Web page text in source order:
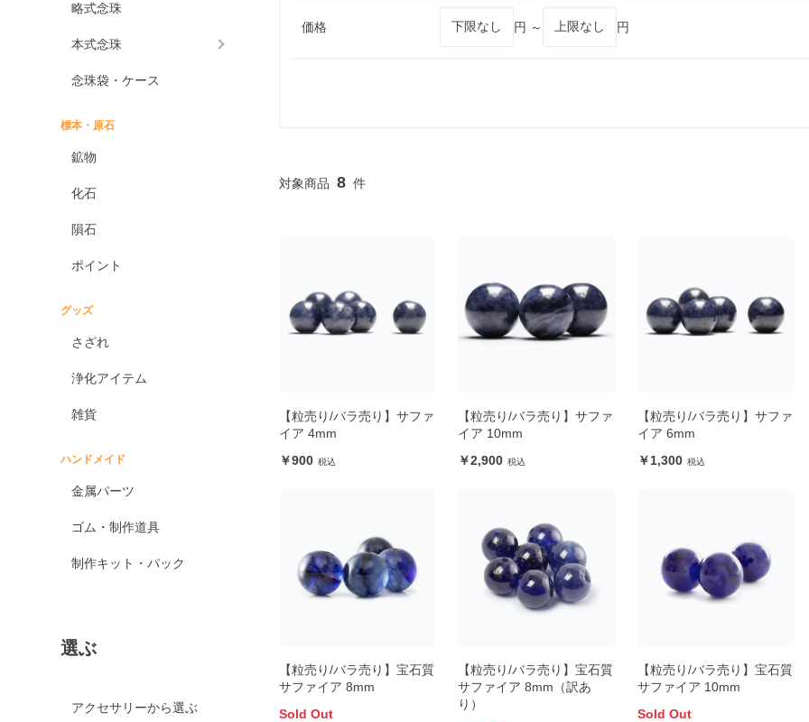
略式念珠
本式念珠
念珠袋・ケース
標本・原石
鉱物
化石
隕石
ポイント
グッズ
さざれ
浄化アイテム
雑貨
ハンドメイド
金属パーツ
ゴム・制作道具
制作キット・パック
選ぶ
アクセサリーから選ぶ
価格 円 ～ 円
8
【粒売り/バラ売り】サファ
イア 4mm
900
【粒売り/バラ売り】サファ
イア 10mm
2,900
【粒売り/バラ売り】サファ
イア 6mm
1,300
【粒売り/バラ売り】宝石質
サファイア 8mm
Sold Out
【粒売り/バラ売り】宝石質
サファイア 8mm（訳あ
り）
【粒売り/バラ売り】宝石質
サファイア 10mm
Sold Out